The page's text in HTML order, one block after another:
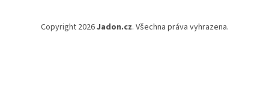
Copyright 2026Jadon.cz. Všechna práva vyhrazena.